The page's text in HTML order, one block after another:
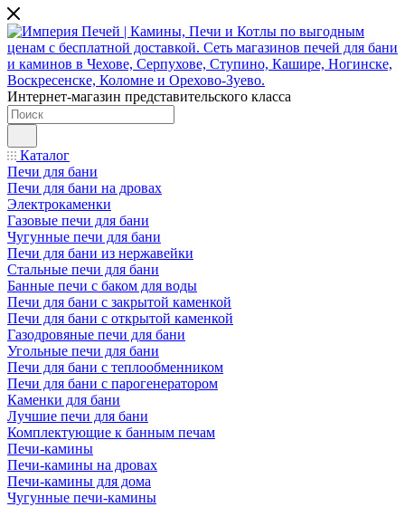
Интернет-магазин представительского класса
Каталог
Печи для бани
Печи для бани на дровах
Электрокаменки
Газовые печи для бани
Чугунные печи для бани
Печи для бани из нержавейки
Стальные печи для бани
Банные печи с баком для воды
Печи для бани с закрытой каменкой
Печи для бани с открытой каменкой
Газодровяные печи для бани
Угольные печи для бани
Печи для бани с теплообменником
Печи для бани с парогенератором
Каменки для бани
Лучшие печи для бани
Комплектующие к банным печам
Печи-камины
Печи-камины на дровах
Печи-камины для дома
Чугунные печи-камины